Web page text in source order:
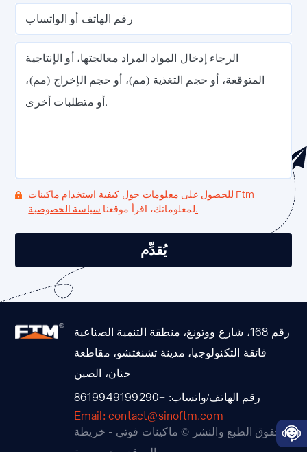
رقم الهاتف أو الواتساب
الرجاء إدخال المواد المراد معالجتها، أو الإنتاجية
المتوقعة، أو حجم التغذية (مم)، أو حجم الإخراج (مم)،
أو متطلبات أخرى.
للحصول على معلومات حول كيفية استخدام ماكينات Ftm
لمعلوماتك، اقرأ موقعناسياسة الخصوصية.
رقم 168، شارع ووتونغ، منطقة التنمية الصناعية
فائقة التكنولوجيا، مدينة تشنغتشو، مقاطعة
خنان، الصين
رقم الهاتف/واتساب: +8619949199290
Email: contact@sinoftm.com
حقوق الطبع والنشر © ماكينات فوتي - خريطة